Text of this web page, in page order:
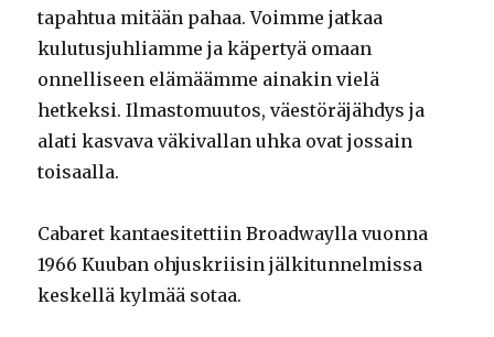
tapahtua mitään pahaa. Voimme jatkaa
kulutusjuhliamme ja käpertyä omaan
onnelliseen elämäämme ainakin vielä
hetkeksi. Ilmastomuutos, väestöräjähdys ja
alati kasvava väkivallan uhka ovat jossain
toisaalla.
Cabaret kantaesitettiin Broadwaylla vuonna
1966 Kuuban ohjuskriisin jälkitunnelmissa
keskellä kylmää sotaa.